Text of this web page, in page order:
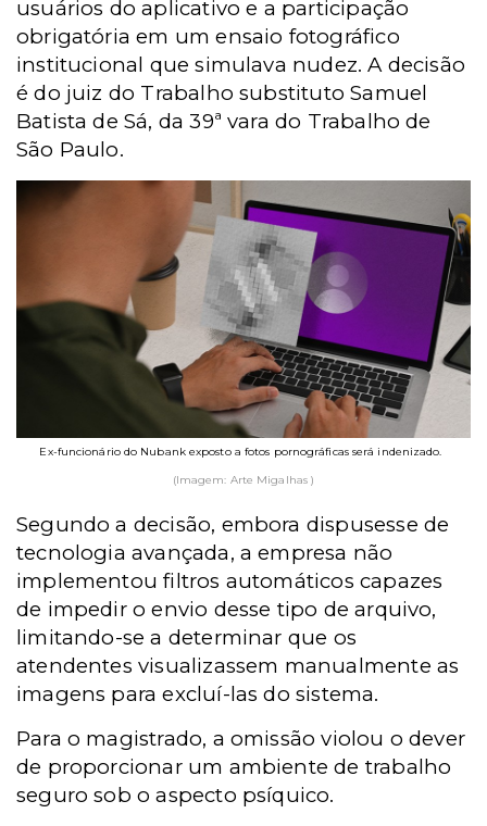
usuários do aplicativo e a participação
obrigatória em um ensaio fotográfico
institucional que simulava nudez. A decisão
é do juiz do Trabalho substituto Samuel
Batista de Sá, da 39ª vara do Trabalho de
São Paulo.
Ex-funcionário do Nubank exposto a fotos pornográficas será indenizado.
(Imagem: Arte Migalhas )
Segundo a decisão, embora dispusesse de
tecnologia avançada, a empresa não
implementou filtros automáticos capazes
de impedir o envio desse tipo de arquivo,
limitando-se a determinar que os
atendentes visualizassem manualmente as
imagens para excluí-las do sistema.
Para o magistrado, a omissão violou o dever
de proporcionar um ambiente de trabalho
seguro sob o aspecto psíquico.